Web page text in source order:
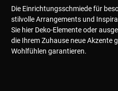
Die Einrichtungsschmiede für
stilvolle Arrangements und
Sie hier Deko-Elemente oder
die Ihrem Zuhause neue Akzente
Wohlfühlen garantieren.